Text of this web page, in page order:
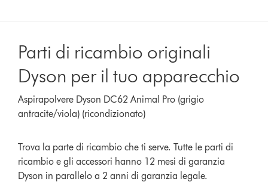
Parti di ricambio originali
Dyson per il tuo apparecchio
Aspirapolvere Dyson DC62 Animal Pro (grigio
antracite/viola) (ricondizionato)
Trova la parte di ricambio che ti serve. Tutte le parti di
ricambio e gli accessori hanno 12 mesi di garanzia
Dyson in parallelo a 2 anni di garanzia legale.